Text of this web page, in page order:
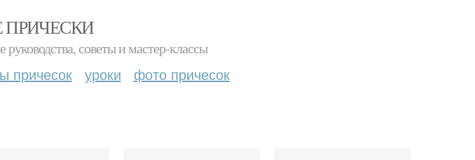
ПРИЧЕСКИ
советы и мастер-классы
причесок уроки фото причесок